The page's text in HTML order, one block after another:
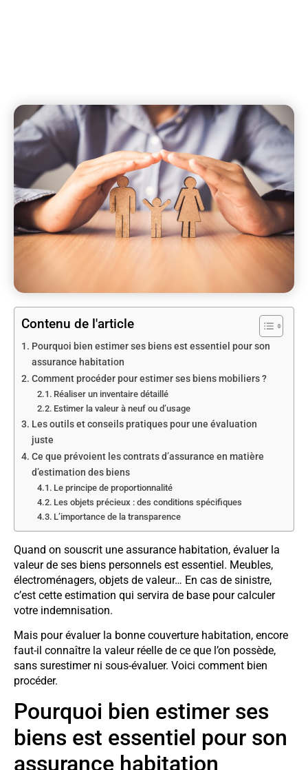
Contenu de l'article
Pourquoi bien estimer ses biens est essentiel pour son
assurance habitation
Comment procéder pour estimer ses biens mobiliers ?
Réaliser un inventaire détaillé
Estimer la valeur à neuf ou d’usage
Les outils et conseils pratiques pour une évaluation
juste
Ce que prévoient les contrats d’assurance en matière
d’estimation des biens
Le principe de proportionnalité
Les objets précieux : des conditions spécifiques
L’importance de la transparence
Quand on souscrit une assurance habitation, évaluer la
valeur de ses biens personnels est essentiel. Meubles,
électroménagers, objets de valeur… En cas de sinistre,
c’est cette estimation qui servira de base pour calculer
votre indemnisation.
Mais pour évaluer la bonne couverture habitation, encore
faut-il connaître la valeur réelle de ce que l’on possède,
sans surestimer ni sous-évaluer. Voici comment bien
procéder.
Pourquoi bien estimer ses
biens est essentiel pour son
assurance habitation